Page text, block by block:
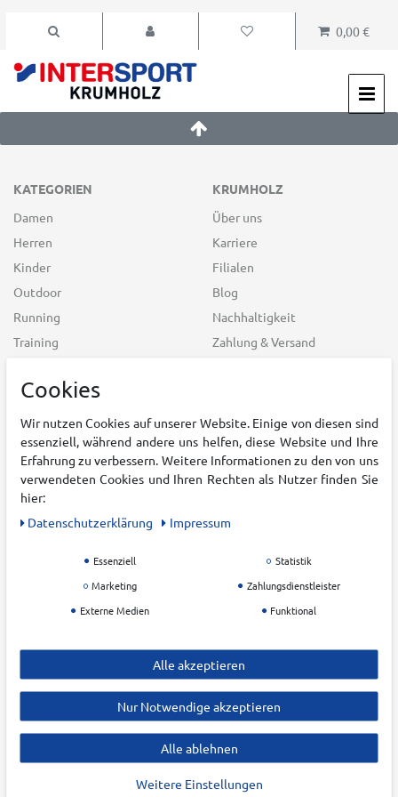
0,00 €
KATEGORIEN
Damen
Herren
Kinder
Outdoor
Running
Training
Racketsport
Freizeit
Winter Sports
Swim & Beach
Bike
Funwheel
KRUMHOLZ
Über uns
Karriere
Filialen
Blog
Nachhaltigkeit
Zahlung & Versand
Datenschutz &
Batteriehinweis
Impressum
Barrierefreiheitserklärung
Orthobox Laufanalyse
Teamsport Vereinsservice
Ski Service
Kontakt & FAQ
ZAHLUNGSARTEN
Cookies
Wir nutzen Cookies auf unserer Website. Einige von diesen sind
essenziell, während andere uns helfen, diese Website und Ihre
Erfahrung zu verbessern. Weitere Informationen zu den von uns
verwendeten Cookies und Ihren Rechten als Nutzer finden Sie
hier:
Daten­schutz­erklärung
Impressum
Essenziell
Statistik
Marketing
Zahlungsdienstleister
Externe Medien
Funktional
Alle akzeptieren
Nur Notwendige akzeptieren
Alle ablehnen
Weitere Einstellungen